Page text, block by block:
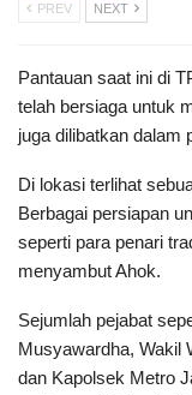
PREV NEXT
Pantauan saat ini di
telah bersiaga untuk
juga dilibatkan dalam
Di lokasi terlihat
Berbagai persiapan
seperti para penari
menyambut Ahok.
Sejumlah pejabat
Musyawardha, Wakil
dan Kapolsek Metro